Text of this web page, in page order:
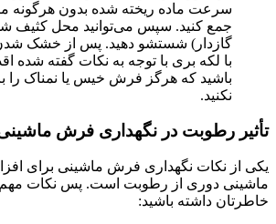
سرعت ماده ریخته شده بدون
جمع کنید. سپس می‌توانید محل کثیف
گازدار) شستشو دهید. پس از خشک
با لکه بری با توجه به نکات گفته شده
باشید که هرگز فرش خیس یا نمناک را
نکنید.
تأثیر رطوبت در نگهداری فرش
یکی از نکات نگهداری فرش ماشینی برای
ماشینی دوری از رطوبت است. پس نکات مهم
خاطرتان داشته باشید: